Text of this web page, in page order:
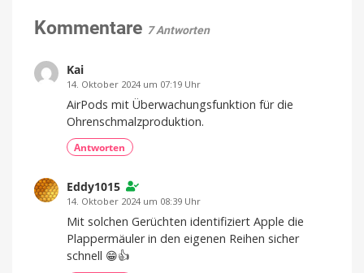
startet
Betaversion
für
Entwickler
und
Entwicklerinnen
Kommentare 7 Antworten
Kai
14. Oktober 2024 um 07:19 Uhr
AirPods mit Überwachungsfunktion für die
Ohrenschmalzproduktion.
Antworten
Eddy1015
14. Oktober 2024 um 08:39 Uhr
Mit solchen Gerüchten identifiziert Apple die
Plappermäuler in den eigenen Reihen sicher
schnell 😁👍